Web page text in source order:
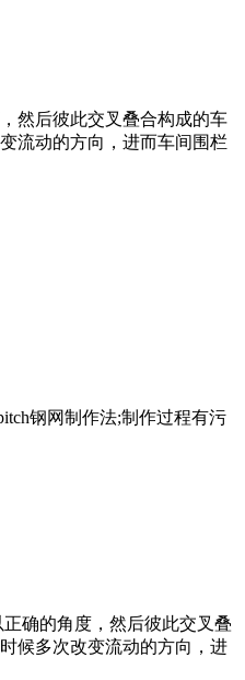
然后彼此交叉叠合构成的车
流动的方向，进而车间围栏
钢网制作法;制作过程有污
确的角度，然后彼此交叉叠
候多次改变流动的方向，进